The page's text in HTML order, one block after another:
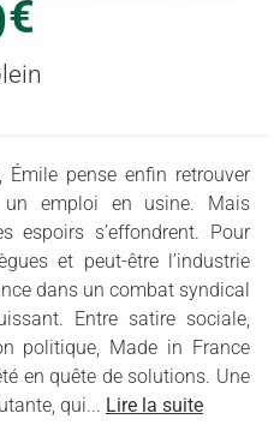
€
Émile pense enfin retrouver
emploi en usine. Mais
espoirs s’effondrent. Pour
et peut-être l’industrie
dans un combat syndical
Entre satire sociale,
politique, Made in France
en quête de solutions. Une
qui... Lire la suite